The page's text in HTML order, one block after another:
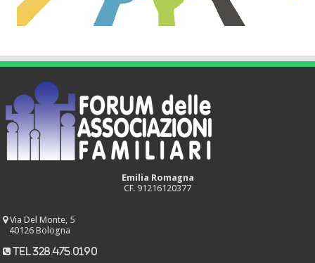
Emilia Romagna
CF. 91216120377
Via Del Monte, 5
40126 Bologna
tel 328.475.0190